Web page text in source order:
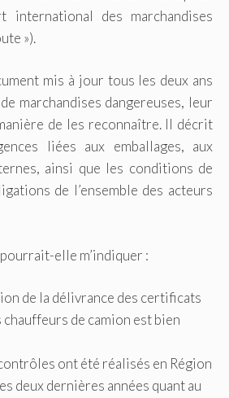
international des marchandises
»).
mis à jour tous les deux ans
marchandises dangereuses, leur
de les reconnaître. Il décrit
liées aux emballages, aux
ainsi que les conditions de
de l’ensemble des acteurs
elle m’indiquer :
de la délivrance des certificats
de camion est bien
ont été réalisés en Région
deux dernières années quant au